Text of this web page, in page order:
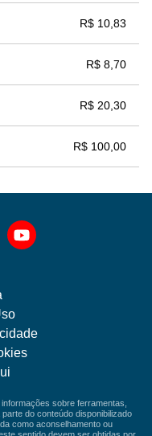
R$ 10,83
R$ 8,70
R$ 20,30
R$ 100,00
sobre ferramentas,
do conteúdo disponibilizado
como aconselhamento ou